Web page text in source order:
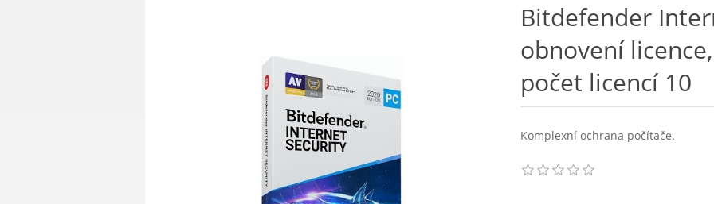
Bitdefender
obnovení
počet licencí 10
Komplexní ochrana počítače.